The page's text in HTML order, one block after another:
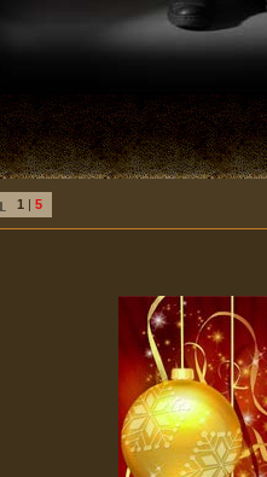
1 | 5